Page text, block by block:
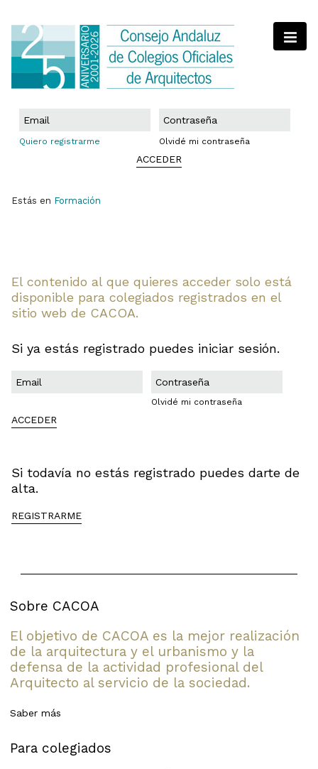
Quiero registrarme Olvidé mi contraseña
ACCEDER
Estás en Formación
El contenido al que quieres acceder solo está
disponible para colegiados registrados en el
sitio web de CACOA.
Si ya estás registrado puedes iniciar sesión.
Olvidé mi contraseña
ACCEDER
Si todavía no estás registrado puedes darte de
alta.
REGISTRARME
Sobre CACOA
El objetivo de CACOA es la mejor realización
de la arquitectura y el urbanismo y la
defensa de la actividad profesional del
Arquitecto al servicio de la sociedad.
Saber más
Para colegiados